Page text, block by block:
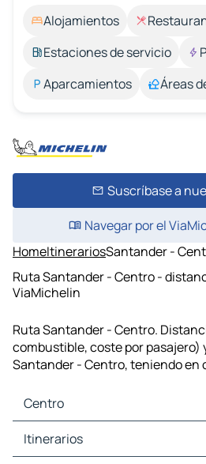
Alojamientos
Estaciones de servicio
Aparcamientos
Áreas
Suscríbase a
Navegar por el
HomeItinerariosSantander -
Ruta Santander - Centro -
ViaMichelin
Ruta Santander - Centro.
combustible, coste por
Santander - Centro, teniendo en
Centro
Centro Mapas Planos
Centro Trafico
Itinerarios